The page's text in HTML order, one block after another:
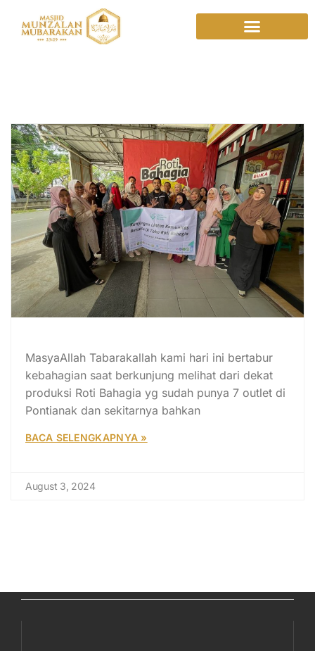
Roti Bahagia
MasyaAllah Tabarakallah kami hari ini bertabur
kebahagian saat berkunjung melihat dari dekat
produksi Roti Bahagia yg sudah punya 7 outlet di
Pontianak dan sekitarnya bahkan
BACA SELENGKAPNYA »
August 3, 2024